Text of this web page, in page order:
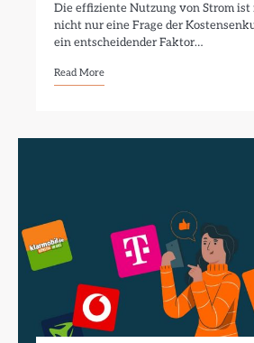
Die effiziente Nutzung von Strom
nicht nur eine Frage der
ein entscheidender Faktor…
Read More